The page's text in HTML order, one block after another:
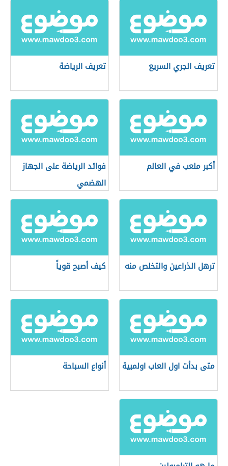
تعريف الجري السريع تعريف الرياضة
أكبر ملعب في العالم
فوائد الرياضة على الجهاز
الهضمي
ترهل الذراعين والتخلص منه كيف أصبح قوياً
متى بدأت اول العاب اولمبية أنواع السباحة